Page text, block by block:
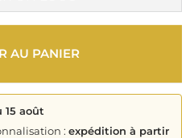
AU PANIER
août
: expédition à partir